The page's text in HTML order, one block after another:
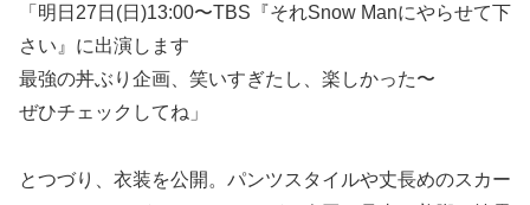
「明日27日(日)13:00〜TBS『それSnow Manにやらせて下
さい』に出演します
最強の丼ぶり企画、笑いすぎたし、楽しかった〜
ぜひチェックしてね」
とつづり、衣装を公開。パンツスタイルや丈長めのスカー